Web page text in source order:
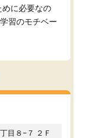
に必要なの
習のモチベー
目８−７ ２Ｆ